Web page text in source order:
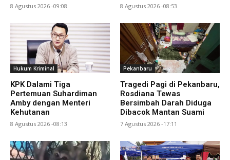
8 Agustus 2026 -09:08 8 Agustus 2026 -08:53
Hukum Kriminal
KPK Dalami Tiga
Pertemuan Suhardiman
Amby dengan Menteri
Kehutanan
8 Agustus 2026 -08:13
Pekanbaru
Tragedi Pagi di Pekanbaru,
Rosdiana Tewas
Bersimbah Darah Diduga
Dibacok Mantan Suami
7 Agustus 2026 -17:11